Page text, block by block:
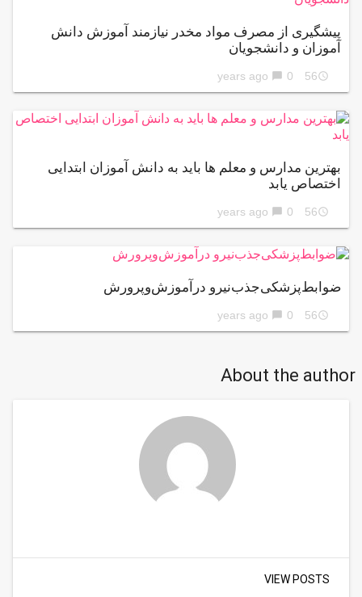
پیشگیری از مصرف مواد مخدر نیازمند آموزش دانش
آموزان و دانشجویان
access_time
56 years ago
chat_bubble 0
بهترین مدارس و معلم ها باید به دانش آموزان ابتدایی
اختصاص یابد
access_time
56 years ago
chat_bubble 0
ضوابط‌پزشکی‌جذب‌نیرو در‌آموزش‌وپرورش
access_time
56 years ago
chat_bubble 0
About the author
VIEW POSTS